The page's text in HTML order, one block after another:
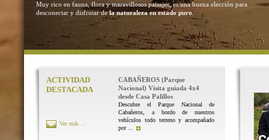
Muy rico en fauna, flora y maravillosos paisajes, es una buena elección para
desconectar y disfrutar dela naturaleza en estado puro .
ACTIVIDAD
DESTACADA
CABAÑEROS (Parque
Nacional) Visita guiada 4x4
desde Casa Palillos
Descubre el Parque Nacional de
Cabañeros, a bordo de nuestros
vehículos todo terreno y acompañado
por ...
Ver más ...